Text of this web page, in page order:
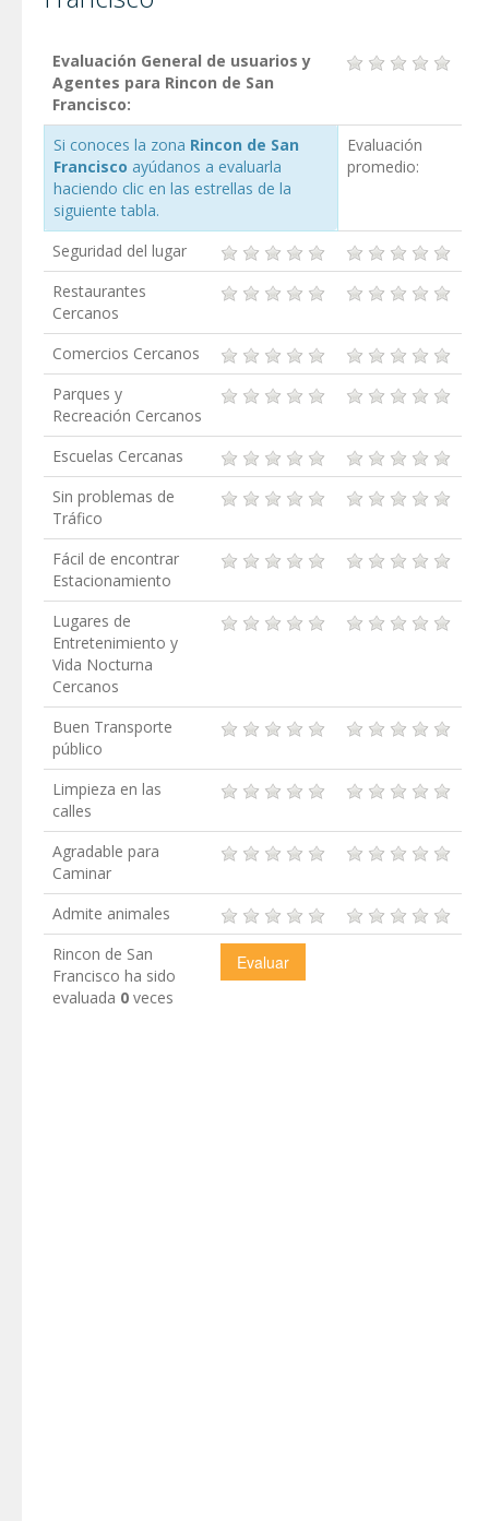
Evaluación General de usuarios y
Agentes para Rincon de San
Francisco:
Si conoces la zona Rincon de San
Francisco ayúdanos a evaluarla
haciendo clic en las estrellas de la
siguiente tabla.
Evaluación
promedio:
Seguridad del lugar
Restaurantes
Cercanos
Comercios Cercanos
Parques y
Recreación Cercanos
Escuelas Cercanas
Sin problemas de
Tráfico
Fácil de encontrar
Estacionamiento
Lugares de
Entretenimiento y
Vida Nocturna
Cercanos
Buen Transporte
público
Limpieza en las
calles
Agradable para
Caminar
Admite animales
Rincon de San
Francisco ha sido
evaluada 0 veces